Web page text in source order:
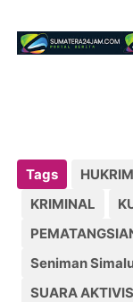
Tags HUKRIM
KRIMINAL
Seniman
SUARA AKTIVIS